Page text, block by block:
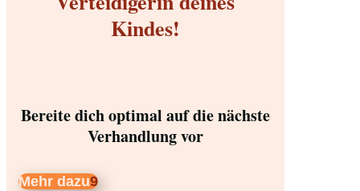
Kindes!
Bereite dich optimal auf die nächste
Verhandlung vor
Mehr dazu